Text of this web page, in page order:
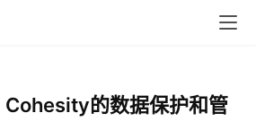
Cohesity的数据保护和管